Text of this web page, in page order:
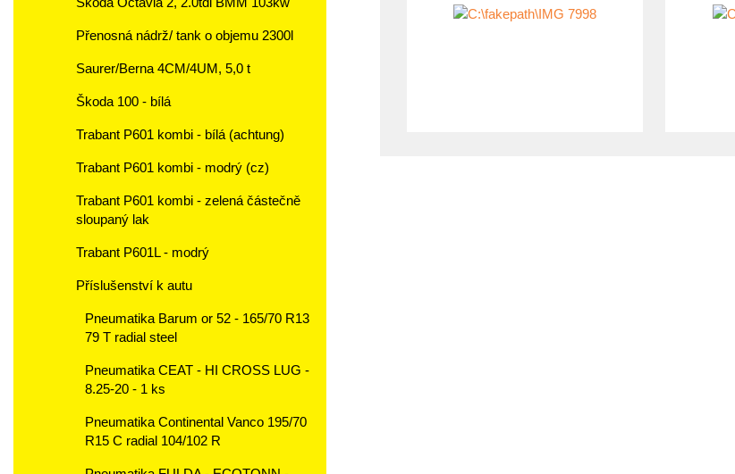
Přenosná nádrž/ tank o objemu 2300l
Saurer/Berna 4CM/4UM, 5,0 t
Škoda 100 - bílá
Trabant P601 kombi - bílá (achtung)
Trabant P601 kombi - modrý (cz)
Trabant P601 kombi - zelená částečně
sloupaný lak
Trabant P601L - modrý
Příslušenství k autu
Pneumatika Barum or 52 - 165/70 R13
79 T radial steel
Pneumatika CEAT - HI CROSS LUG -
8.25-20 - 1 ks
Pneumatika Continental Vanco 195/70
R15 C radial 104/102 R